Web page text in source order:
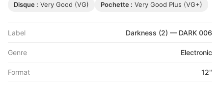
Disque : Very Good (VG) Pochette : Very Good Plus (VG+)
Label Darkness (2) — DARK 006
Genre Electronic
Format 12"